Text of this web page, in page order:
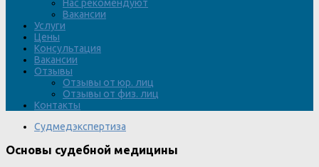
Нас рекомендуют
Вакансии
Услуги
Цены
Консультация
Вакансии
Отзывы
Отзывы от юр. лиц
Отзывы от физ. лиц
Контакты
Судмедэкспертиза
Основы судебной медицины